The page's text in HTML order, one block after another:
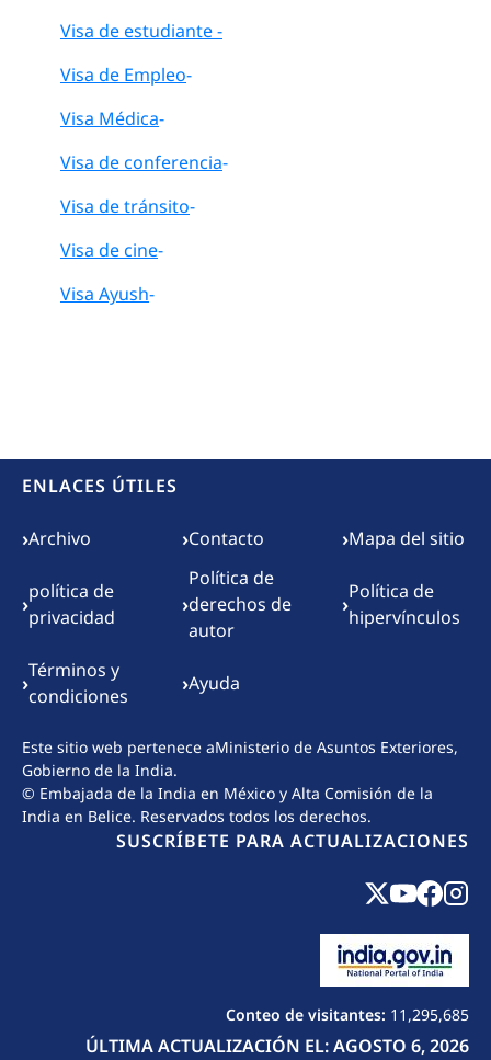
Visa de estudiante -
Visa de Empleo-
Visa Médica-
Visa de conferencia-
Visa de tránsito-
Visa de cine-
Visa Ayush-
ENLACES ÚTILES
Footer menu
›Archivo ›Contacto ›Mapa del sitio
›política de
privacidad
›
Política de
derechos de
autor
›Política de
hipervínculos
›Términos y
condiciones
›Ayuda
Este sitio web pertenece aMinisterio de Asuntos Exteriores,
Gobierno de la India.
© Embajada de la India en México y Alta Comisión de la
India en Belice. Reservados todos los derechos.
SUSCRÍBETE PARA ACTUALIZACIONES
Conteo de visitantes: 11,295,685
ÚLTIMA ACTUALIZACIÓN EL: AGOSTO 6, 2026